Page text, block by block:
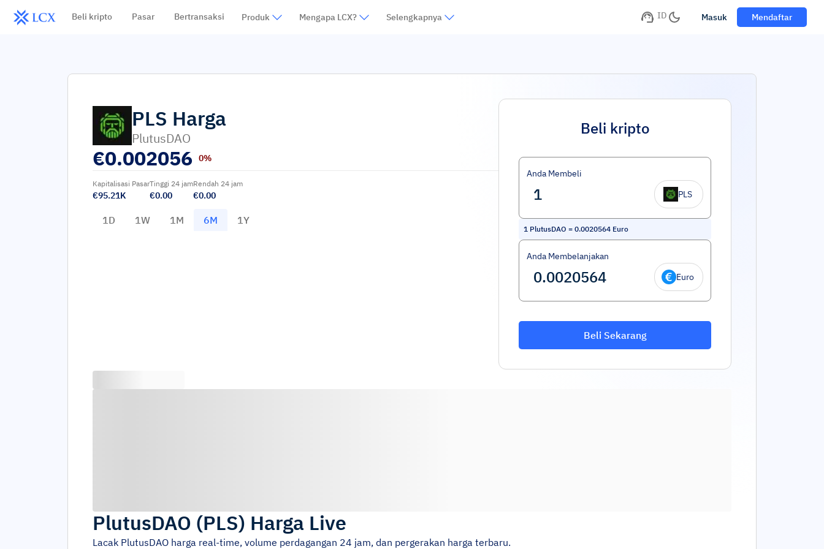
Beli kripto Pasar Bertransaksi Produk Mengapa LCX? Selengkapnya ID Masuk Mendaftar
PLS Harga
PlutusDAO
€0.002056 0%
Kapitalisasi Pasar
€95.21K
Tinggi 24 jam
€0.00
Rendah 24 jam
€0.00
1D 1W 1M 6M 1Y
Beli kripto
Anda Membeli
PLS
1 PlutusDAO = 0.0020564 Euro
Anda Membelanjakan
Euro
Beli Sekarang
PlutusDAO (PLS) Harga Live
Lacak PlutusDAO harga real-time, volume perdagangan 24 jam, dan pergerakan harga terbaru.